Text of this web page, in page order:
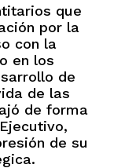
que
por la
con la
en los
de
de las
de forma
de su